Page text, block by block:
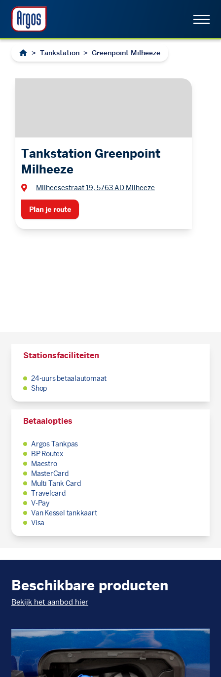
> Tankstation > Greenpoint Milheeze
Tankstation Greenpoint
Milheeze
Milheesestraat 19, 5763 AD Milheeze
Plan je route
Stationsfaciliteiten
24-uurs betaalautomaat
Shop
Betaalopties
Argos Tankpas
BP Routex
Maestro
MasterCard
Multi Tank Card
Travelcard
V-Pay
Van Kessel tankkaart
Visa
Beschikbare producten
Bekijk het aanbod hier